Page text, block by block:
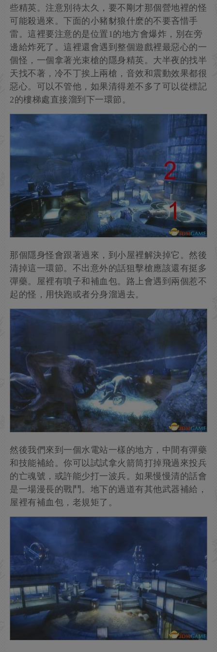
些精英。注意別待太久，要不剛才那個營地裡的怪
可能殺過來。下面的小豬豺狼什麽的不要吝惜手
雷。這裡要注意的是位置1的地方會爆炸，別在旁
邊給炸死了。這裡還會遇到整個遊戲裡最惡心的一
個怪，一個拿著光束槍的隱身精英。大半夜的找半
天找不著，冷不丁挨上兩槍，音效和震動效果都很
惡心。可以不管他，如果清得差不多了可以從標記
2的樓梯處直接溜到下一環節。
那個隱身怪會跟著過來，到小屋裡解決掉它。然後
清掉這一環節。不出意外的話狙擊槍應該還有挺多
彈藥。屋裡有噴子和補血包。路上會遇到兩個惹不
起的怪，用快跑或者分身溜過去。
然後我們來到一個水電站一樣的地方，中間有彈藥
和技能補給。你可以試試拿火箭筒打掉飛過來投兵
的亡魂號，或許能少打一波兵。如果慢慢清的話會
是一場漫長的戰鬥。地下的過道有其他武器補給，
屋裡有補血包，老規矩了。